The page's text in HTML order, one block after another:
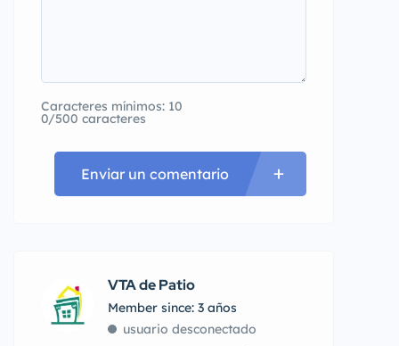
Caracteres mínimos: 10
0/500 caracteres
Enviar un comentario
VTA de Patio
Member since: 3 años
usuario desconectado